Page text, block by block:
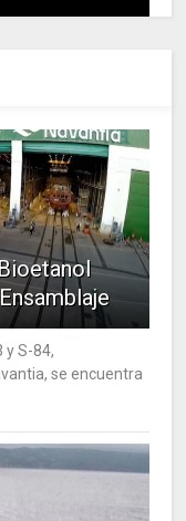
y S-84,
se encuentra